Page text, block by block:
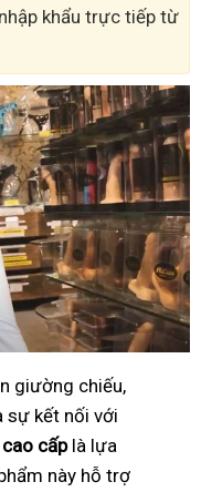
khẩu trực tiếp từ
giường chiếu,
sự kết nối với
cấplà lựa
này hỗ trợ